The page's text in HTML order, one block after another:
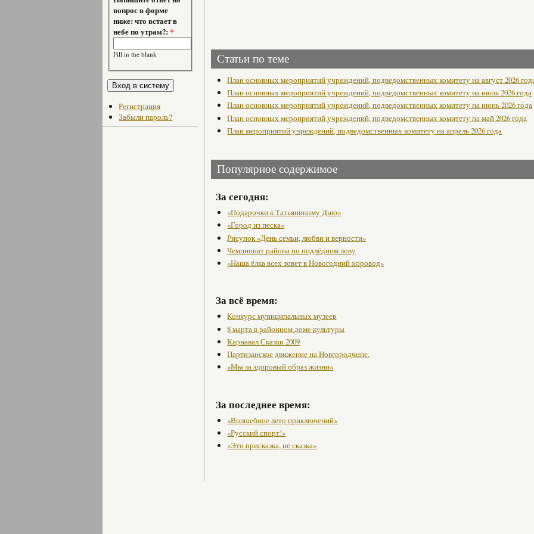
вопрос в форме
ниже: что встает в
небе по утрам?:*
Fill in the blank
Регистрация
Забыли пароль?
Статьи по теме
План основных мероприятий учреждений, подведомственных комитету на август 2026
План основных мероприятий учреждений, подведомственных комитету на июль 2026 года
План основных мероприятий учреждений, подведомственных комитету на июнь 2026 года
План основных мероприятий учреждений, подведомственных комитету на май 2026 года
План мероприятий учреждений, подведомственных комитету на апрель 2026 года
Популярное содержимое
За сегодня:
«Подарочки к Татьяниному Дню»
«Город из песка»
Рисунок «День семьи, любви и верности»
Чемпионат района по подлёдном лову
«Наша ёлка всех зовет в Новогодний хоровод»
За всё время:
Конкурс муниципальных музеев
8 марта в районном доме культуры
Карнавал Сказки 2009
Партизанское движение на Новгородчине.
«Мы за здоровый образ жизни»
За последнее время:
«Волшебное лето приключений»
«Русский спорт!»
«Это присказка, не сказка»